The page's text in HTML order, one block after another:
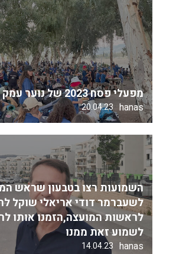
מפעלי פסח 2023 של נוער עמק יזרעאל
hanas
20.04.23
השמועות רצו בטבעון שראש
לשעברמר דודי אריאלי שוקל
לראשות המועצה,הזמנו אותו
לשמוע זאת ממנו
hanas
14.04.23